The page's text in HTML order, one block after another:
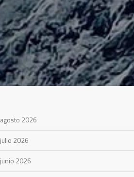
agosto 2026
julio 2026
junio 2026